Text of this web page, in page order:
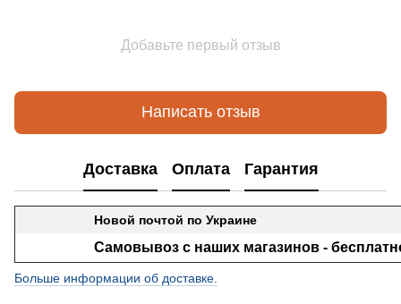
Добавьте первый отзыв
Написать отзыв
Доставка Оплата Гарантия
Новой почтой по Украине
Самовывоз с наших магазинов -
Больше информации об доставке.